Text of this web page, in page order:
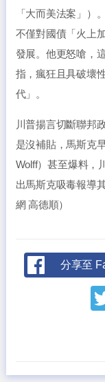
「大而美法案」）
不僅對國債「火上
發展。他更怒嗆，
指，瘋狂且具破壞
代」。
川普揚言切斷聯邦
是沒補貼，馬斯克
Wolff）甚至爆料，
出馬斯克吸毒報導
網 高德順）
分享至